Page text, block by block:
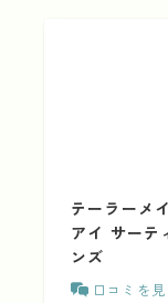
テーラーメ
アイ サーテ
ンズ
口コミを見